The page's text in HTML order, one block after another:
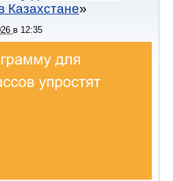
Казахстане
в 12:35